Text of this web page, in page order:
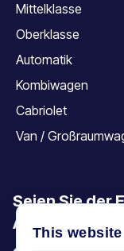
Mittelklasse
Oberklasse
Automatik
Kombiwagen
Cabriolet
Van /
Seien Sie der
Angebote,
This